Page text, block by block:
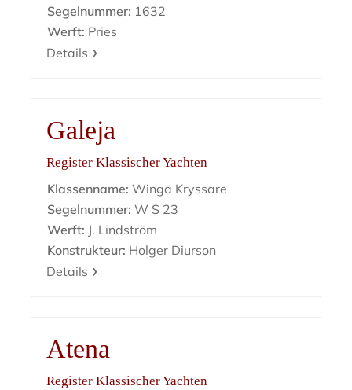
Segelnummer: 1632
Werft: Pries
Details
Galeja
Register Klassischer Yachten
Klassenname: Winga Kryssare
Segelnummer: W S 23
Werft: J. Lindström
Konstrukteur: Holger Diurson
Details
Atena
Register Klassischer Yachten